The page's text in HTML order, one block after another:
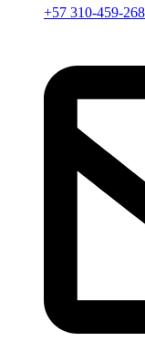
+57 310-459-